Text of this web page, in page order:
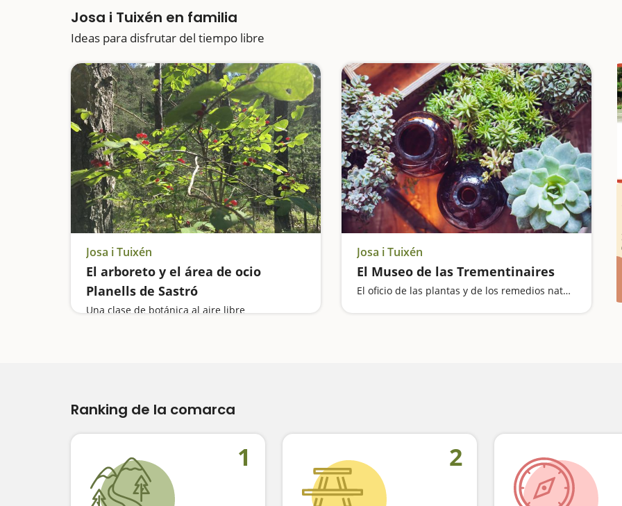
Josa i Tuixén en familia
Ideas para disfrutar del tiempo libre
Josa i Tuixén
El arboreto y el área de ocio
Planells de Sastró
Una clase de botánica al aire libre
Josa i Tuixén
El Museo de las Trementinaires
El oficio de las plantas y de los remedios naturales
Ranking de la comarca
1 2